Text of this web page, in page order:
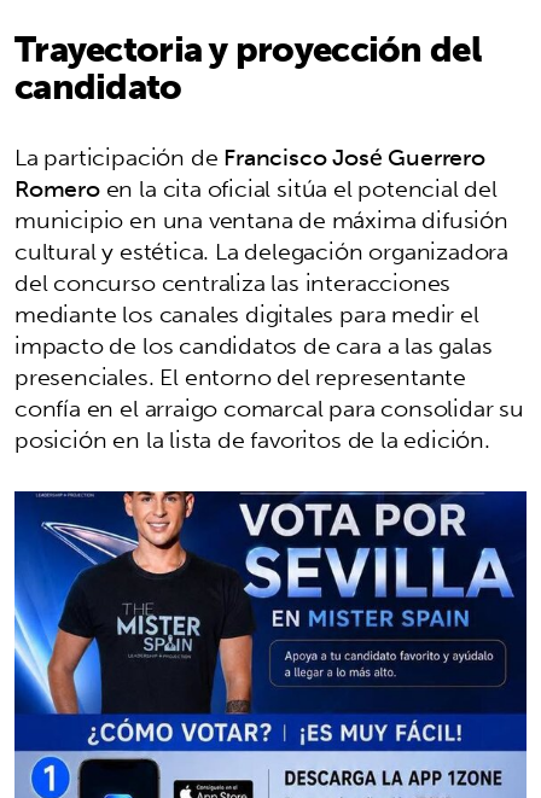
Trayectoria y proyección del
candidato
La participación deFrancisco José Guerrero
Romeroen la cita oficial sitúa el potencial del
municipio en una ventana de máxima difusión
cultural y estética. La delegación organizadora
del concurso centraliza las interacciones
mediante los canales digitales para medir el
impacto de los candidatos de cara a las galas
presenciales. El entorno del representante
confía en el arraigo comarcal para consolidar su
posición en la lista de favoritos de la edición.